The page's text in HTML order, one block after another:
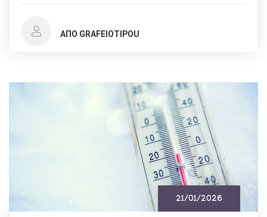
ΑΠΌ GRAFEIOTIPOU
21/01/2026